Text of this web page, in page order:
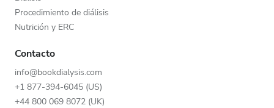
Procedimiento de diálisis
Nutrición y ERC
Contacto
info@bookdialysis.com
+1 877-394-6045 (US)
+44 800 069 8072 (UK)